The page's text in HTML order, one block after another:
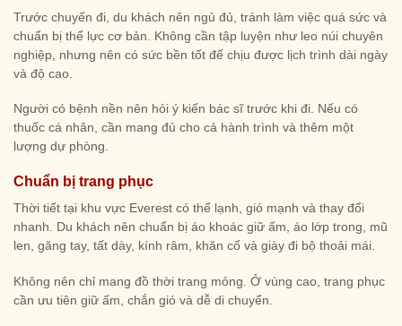
Trước chuyến đi, du khách nên ngủ đủ, tránh làm việc quá sức và
chuẩn bị thể lực cơ bản. Không cần tập luyện như leo núi chuyên
nghiệp, nhưng nên có sức bền tốt để chịu được lịch trình dài ngày
và độ cao.
Người có bệnh nền nên hỏi ý kiến bác sĩ trước khi đi. Nếu có
thuốc cá nhân, cần mang đủ cho cả hành trình và thêm một
lượng dự phòng.
Chuẩn bị trang phục
Thời tiết tại khu vực Everest có thể lạnh, gió mạnh và thay đổi
nhanh. Du khách nên chuẩn bị áo khoác giữ ấm, áo lớp trong, mũ
len, găng tay, tất dày, kính râm, khăn cổ và giày đi bộ thoải mái.
Không nên chỉ mang đồ thời trang mỏng. Ở vùng cao, trang phục
cần ưu tiên giữ ấm, chắn gió và dễ di chuyển.